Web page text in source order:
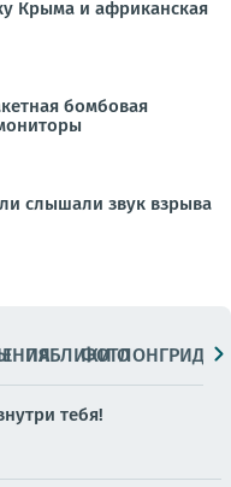
Крыма и африканская
бомбовая
слышали звук взрыва
ПАБЛИКИ
ФОТОЛОНГРИДЫ
тебя!